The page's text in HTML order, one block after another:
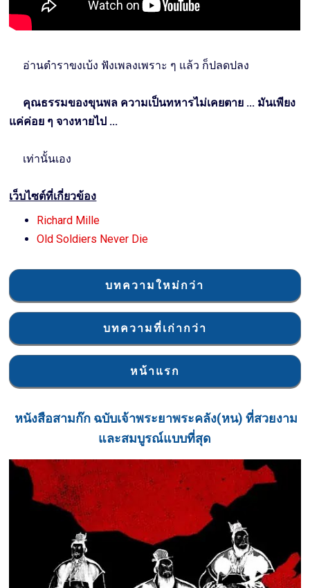
อ่านตำราขงเบ้ง ฟังเพลงเพราะ ๆ แล้ว ก็ปลดปลง
คุณธรรมของขุนพล ความเป็นทหารไม่เคยตาย ... มันเพียง
แค่ค่อย ๆ จางหายไป ...
เท่านั้นเอง
เว็บไซต์ที่เกี่ยวข้อง
Richard Mille
Old Soldiers Never Die
บทความใหม่กว่า
บทความที่เก่ากว่า
หน้าแรก
หนังสือสามก๊ก ฉบับเจ้าพระยาพระคลัง(หน) ที่สวยงาม
และสมบูรณ์แบบที่สุด